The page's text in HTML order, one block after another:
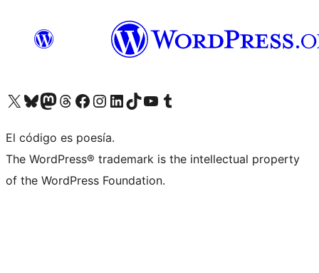
Visitá nuestra cuenta de X (anteriormente Twitter)
Visitá nuestra cuenta de Bluesky
Visitá nuestra cuenta de Mastodon
Visitá nuestra cuenta de Threads
Visitá nuestra página de Facebook
Visitá nuestra cuenta de Instagram
Visitá nuestra cuenta de LinkedIn
Visitá nuestra cuenta de TikTok
Visitá nuestro canal de YouTube
Visitá nuestra cuenta de Tumblr
El código es poesía.
The WordPress® trademark is the intellectual property
of the WordPress Foundation.